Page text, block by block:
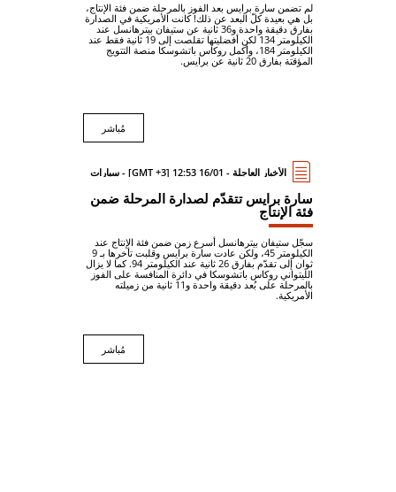
لم تضمن سارة برايس بعد الفوز بالمرحلة ضمن فئة الإنتاج،
بل هي بعيدة كلّ البعد عن ذلك! كانت الأمريكية في الصدارة
بفارق دقيقة واحدة و36 ثانية عن ستيفان بيترهانسل عند
الكيلومتر 134 لكن أفضليتها تقلصت إلى 19 ثانية فقط عند
الكيلومتر 184، وأكمل روكاس باتشوسكا منصة التتويج
المؤقتة بفارق 20 ثانية عن برايس.
مُباشر
الأخبار العاجلة - 16/01 12:53 [GMT +3] - سيارات
سارة برايس تتقدّم لصدارة المرحلة ضمن
فئة الإنتاج
سجّل ستيفان بيترهانسل أسرع زمن ضمن فئة الإنتاج عند
الكيلومتر 45، ولكن عادت سارة برايس وقلبت تأخرها بـ 9
ثوان إلى تقدّم بفارق 26 ثانية عند الكيلومتر 94. كما لا يزال
الليتواني روكاس باتشوسكا في دائرة المنافسة على الفوز
بالمرحلة على بُعد دقيقة واحدة و11 ثانية من زميلته
الأمريكية.
مُباشر